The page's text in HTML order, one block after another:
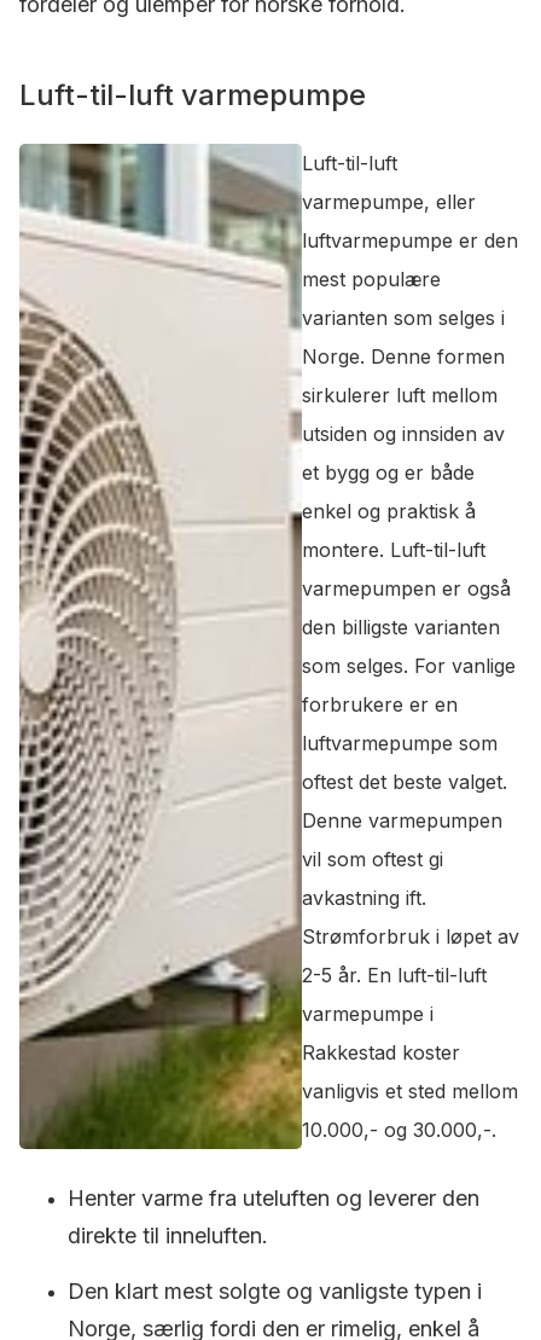
Luft-til-luft varmepumpe
Luft-til-luft
varmepumpe, eller
luftvarmepumpe er den
mest populære
varianten som selges i
Norge. Denne formen
sirkulerer luft mellom
utsiden og innsiden av
et bygg og er både
enkel og praktisk å
montere. Luft-til-luft
varmepumpen er også
den billigste varianten
som selges. For vanlige
forbrukere er en
luftvarmepumpe som
oftest det beste valget.
Denne varmepumpen
vil som oftest gi
avkastning ift.
Strømforbruk i løpet av
2-5 år. En luft-til-luft
varmepumpe i
Rakkestad koster
vanligvis et sted mellom
10.000,- og 30.000,-.
Henter varme fra uteluften og leverer den
direkte til inneluften.
Den klart mest solgte og vanligste typen i
Norge, særlig fordi den er rimelig, enkel å